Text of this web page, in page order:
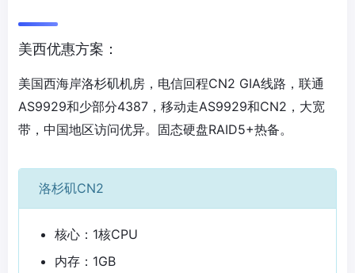
美西优惠方案：
美国西海岸洛杉矶机房，电信回程CN2 GIA线路，联通
AS9929和少部分4387，移动走AS9929和CN2，大宽
带，中国地区访问优异。固态硬盘RAID5+热备。
洛杉矶CN2
核心：1核CPU
内存：1GB